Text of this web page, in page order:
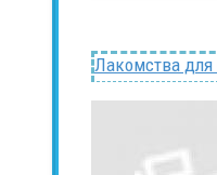
Лакомства для